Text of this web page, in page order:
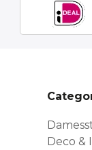
Deco &